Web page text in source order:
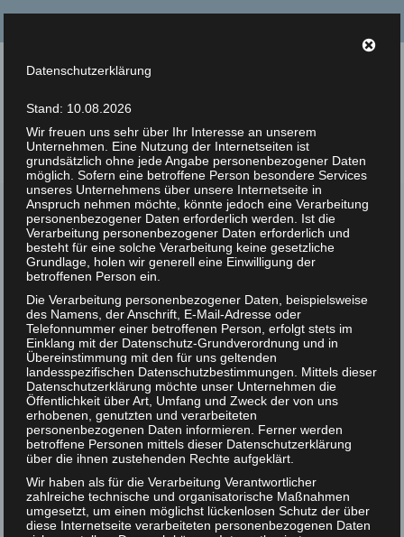
Tierrechte Kaplan
Helmut F. Kaplan – Philosoph und Autor
Menü
Zur Person
Artikel
Bücher
Zitate
Photos
Animal Rights Art
Helmut F. Kaplan unterstützen
Kontakt
Tierbefreiungen: Eine
historische Perspektive
Veröffentlicht in:Unkategorisiert | 0
Tierbefreiungen: Eine historische Perspektive
Helmut F. Kaplan
In der Anfangszeit der Tierrechtsbewegung, in den
siebziger und achtziger Jahren des vorigen Jahrhunderts,
waren „Tierbefreiungen“ an der Tagesordnung: Tiere
wurden von Aktivisten aus Ställen, Versuchslabors usw.
befreit, um ihnen gegenwärtige und künftige Qualen zu
ersparen. Im Fersehen wurde damals regelmäßig über
solche Aktionen berichtet. In den letzten Jahren war
Datenschutzerklärung
Stand: 10.08.2026
Wir freuen uns sehr über Ihr Interesse an unserem
Unternehmen. Eine Nutzung der Internetseiten ist
grundsätzlich ohne jede Angabe personenbezogener Daten
möglich. Sofern eine betroffene Person besondere Services
unseres Unternehmens über unsere Internetseite in
Anspruch nehmen möchte, könnte jedoch eine Verarbeitung
personenbezogener Daten erforderlich werden. Ist die
Verarbeitung personenbezogener Daten erforderlich und
besteht für eine solche Verarbeitung keine gesetzliche
Grundlage, holen wir generell eine Einwilligung der
betroffenen Person ein.
Die Verarbeitung personenbezogener Daten, beispielsweise
des Namens, der Anschrift, E-Mail-Adresse oder
Telefonnummer einer betroffenen Person, erfolgt stets im
Einklang mit der Datenschutz-Grundverordnung und in
Übereinstimmung mit den für uns geltenden
landesspezifischen Datenschutzbestimmungen. Mittels dieser
Datenschutzerklärung möchte unser Unternehmen die
Öffentlichkeit über Art, Umfang und Zweck der von uns
erhobenen, genutzten und verarbeiteten
personenbezogenen Daten informieren. Ferner werden
betroffene Personen mittels dieser Datenschutzerklärung
über die ihnen zustehenden Rechte aufgeklärt.
Wir haben als für die Verarbeitung Verantwortlicher
zahlreiche technische und organisatorische Maßnahmen
umgesetzt, um einen möglichst lückenlosen Schutz der über
diese Internetseite verarbeiteten personenbezogenen Daten